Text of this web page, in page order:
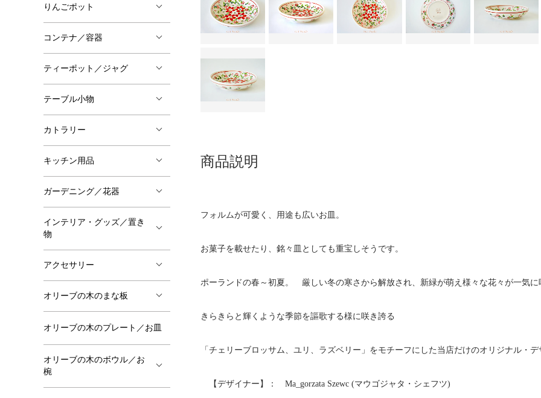
商品説明
フォルムが可愛く、用途も広いお皿。
お菓子を載せたり、銘々皿としても重宝しそうです。
ポーランドの春～初夏。 厳しい冬の寒さから解放され、新緑が萌え様々な花々が一気に
きらきらと輝くような季節を謳歌する様に咲き誇る
「チェリーブロッサム、ユリ、ラズベリー」をモチーフにした当店だけのオリジナル・デ
【デザイナー】： Ma_gorzata Szewc (マウゴジャタ・シェフツ)
りんごポット
コンテナ／容器
ティーポット／ジャグ
テーブル小物
カトラリー
キッチン用品
ガーデニング／花器
インテリア・グッズ／置き
物
アクセサリー
オリーブの木のまな板
オリーブの木のプレート／お皿
オリーブの木のボウル／お
椀